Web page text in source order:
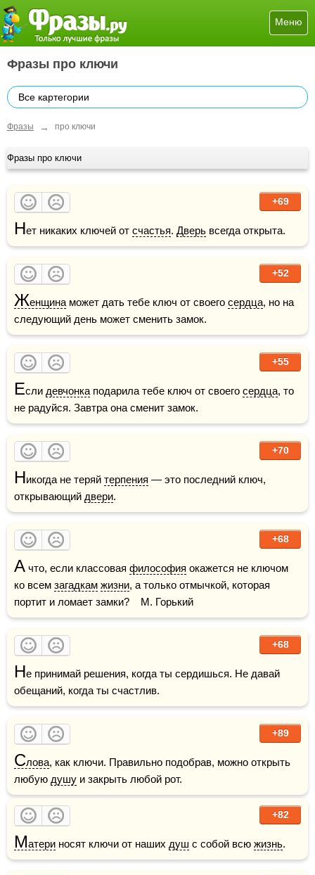
Меню
Фразы про ключи
Все картегории
Фразы → про ключи
Фразы про ключи
+69
Нет никаких ключей от счастья. Дверь всегда открыта.
+52
Женщина может дать тебе ключ от своего сердца, но на
следующий день может сменить замок.
+55
Если девчонка подарила тебе ключ от своего сердца, то
не радуйся. Завтра она сменит замок.
+70
Никогда не теряй терпения — это последний ключ,
открывающий двери.
+68
А что, если классовая философия окажется не ключом
ко всем загадкам жизни, а только отмычкой, которая
портит и ломает замки?    М. Горький
+68
Не принимай решения, когда ты сердишься. Не давай
обещаний, когда ты счастлив.
+89
Слова, как ключи. Правильно подобрав, можно открыть
любую душу и закрыть любой рот.
+82
Матери носят ключи от наших душ с собой всю жизнь.